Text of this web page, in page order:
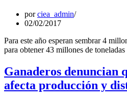
porciea_admin
02/02/2017
Para este año esperan sembrar 4
para obtener 43 millones de
Ganaderos denuncian
afecta producción y